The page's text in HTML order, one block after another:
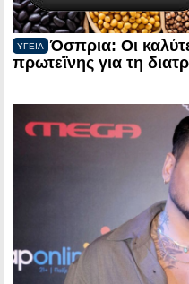
ΥΓΕΙΑ
Όσπρια: Οι
πρωτεΐνης για τη